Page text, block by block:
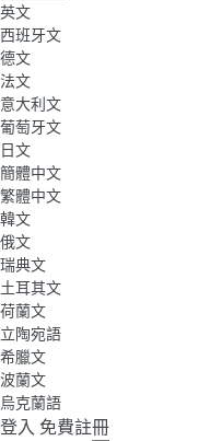
英文
西班牙文
德文
法文
意大利文
葡萄牙文
日文
簡體中文
繁體中文
韓文
俄文
瑞典文
土耳其文
荷蘭文
立陶宛語
希臘文
波蘭文
烏克蘭語
登入 免費註冊